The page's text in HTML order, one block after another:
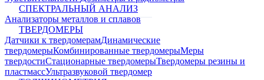
СПЕКТРАЛЬНЫЙ АНАЛИЗ
Анализаторы металлов и сплавов
ТВЕРДОМЕРЫ
Датчики к твердомерамДинамические
твердомерыКомбинированные твердомерыМеры
твердостиСтационарные твердомерыТвердомеры резины и
пластмассУльтразвуковой твердомер